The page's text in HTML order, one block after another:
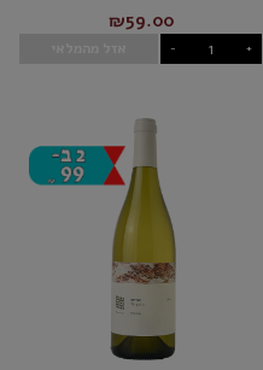
₪59.00
- +